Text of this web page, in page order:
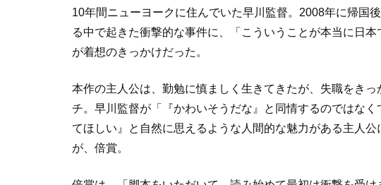
10年間ニューヨークに住んでいた早川監督。 2008年に帰国
る中で起きた衝撃的な事件に、「こういうことが本当に日
が着想のきっかけだった。
本作の主人公は、勤勉に慎ましく生きてきたが、失職をきっ
チ。早川監督が「『かわいそうだな』と同情するのではな
てほしい』と自然に思えるような人間的な魅力がある主人
が、倍賞。